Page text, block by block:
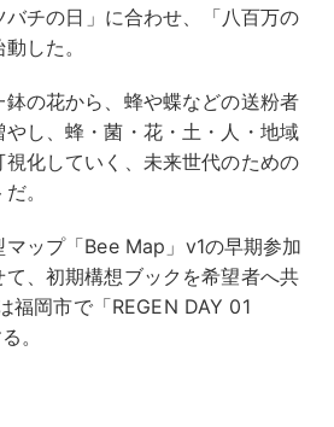
チの日」に合わせ、「八百万の
した。
の花から、蜂や蝶などの送粉者
し、蜂・菌・花・土・人・地域
化していく、未来世代のための
。
ップ「Bee Map」v1の早期参加
、初期構想ブックを希望者へ共
福岡市で「REGEN DAY 01
。